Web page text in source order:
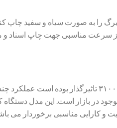
از سرعت مناسبی جهت چاپ اسناد
از دیگر خصوصیات بارز که بر روی قیمت شارپ ۳۱۰۰
موجود در بازار است. این مدل
و کارایی مناسبی برخوردار می